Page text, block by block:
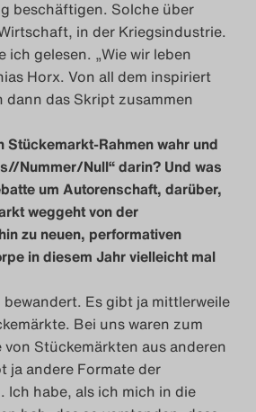
beschäftigen. Solche über
in der Kriegsindustrie.
ich gelesen. „Wie wir leben
Horx. Von all dem inspiriert
das Skript zusammen
Stückemarkt-Rahmen wahr und
Nummer/Null“ darin? Und was
um Autorenschaft, darüber,
weggeht von der
zu neuen, performativen
in diesem Jahr vielleicht mal
Es gibt ja mittlerweile
Bei uns waren zum
Stückemärkten aus anderen
ja andere Formate der
habe, als ich mich in die